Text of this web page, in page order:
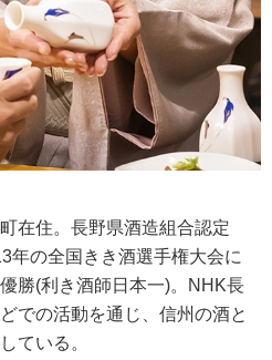
在住。長野県酒造組合認定
年の全国きき酒選手権大会に
勝(利き酒師日本一)。NHK長
での活動を通じ、信州の酒と
ている。